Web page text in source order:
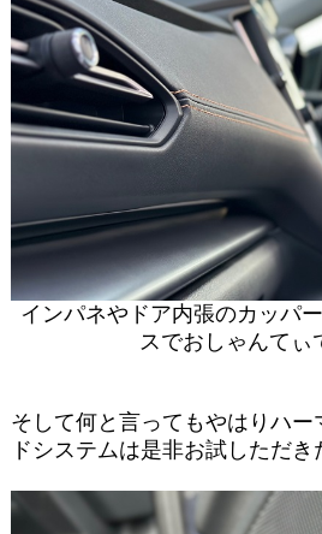
インパネやドア内張のカッパ
スでおしゃんてぃ
そして何と言ってもやはりハー
ドシステムは是非お試しただき